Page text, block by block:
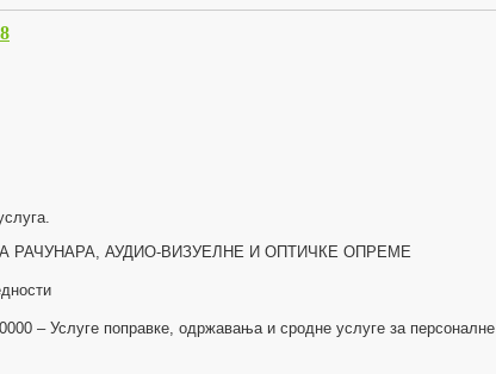
.
РАЧУНАРА, АУДИО-ВИЗУЕЛНЕ И ОПТИЧКЕ ОПРЕМЕ
– Услуге поправке, одржавања и сродне услуге за